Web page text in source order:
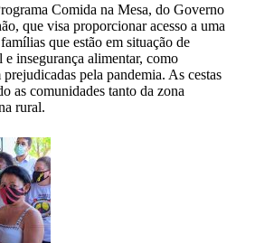
Comida na Mesa, do Governo
que visa proporcionar acesso a uma
que estão em situação de
insegurança alimentar, como
pela pandemia. As cestas
as comunidades tanto da zona
rural.